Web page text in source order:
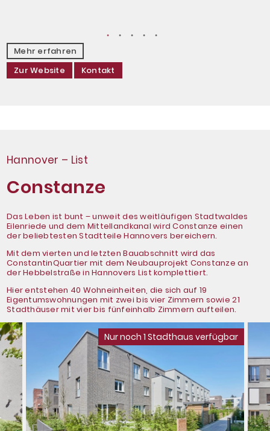
Mehr erfahren
Zur Website
Kontakt
Hannover – List
Constanze
Das Leben ist bunt – unweit des weitläufigen Stadtwaldes
Eilenriede und dem Mittellandkanal wird Constanze einen
der beliebtesten Stadtteile Hannovers bereichern.
Mit dem vierten und letzten Bauabschnitt wird das
ConstantinQuartier mit dem Neubauprojekt Constanze an
der Hebbelstraße in Hannovers List komplettiert.
Hier entstehen 40 Wohneinheiten, die sich auf 19
Eigentumswohnungen mit zwei bis vier Zimmern sowie 21
Stadthäuser mit vier bis fünfeinhalb Zimmern aufteilen.
Nur noch 1 Stadthaus verfügbar